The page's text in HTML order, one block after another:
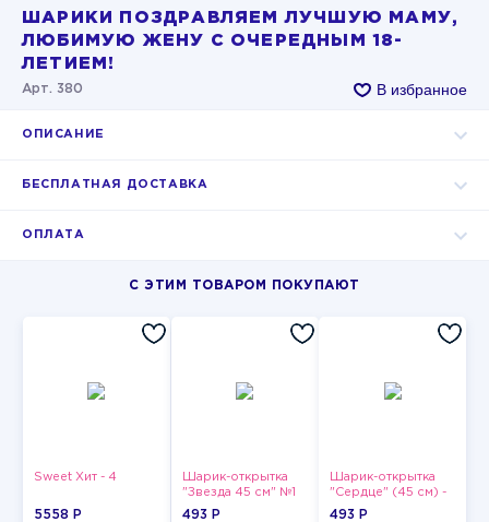
ШАРИКИ ПОЗДРАВЛЯЕМ ЛУЧШУЮ МАМУ,
ЛЮБИМУЮ ЖЕНУ С ОЧЕРЕДНЫМ 18-
ЛЕТИЕМ!
Арт. 380 В избранное
ОПИСАНИЕ
БЕСПЛАТНАЯ ДОСТАВКА
ОПЛАТА
С ЭТИМ ТОВАРОМ ПОКУПАЮТ
Sweet Хит - 4
5558 P
Шарик-открытка
"Звезда 45 см" №1
493 P
Шарик-открытка
"Сердце" (45 см) -
2
493 P